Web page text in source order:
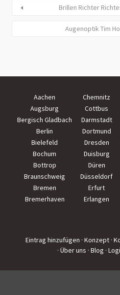
Brillen Richter
Augenoptik Tim
Aachen Chemnitz
Augsburg
Cottbus
Bergisch Gladbach
Darmstadt
Berlin
Dortmund
Bielefeld
Dresden
Bochum
Duisburg
Bottrop
Düren
Braunschweig
Düsseldorf
Bremen
Erfurt
Bremerhaven
Erlangen
Eintrag hinzufügen · Konzept ·
· Über uns · Blog ·